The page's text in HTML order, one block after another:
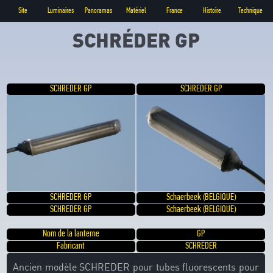
Site Luminaires Panoramas Matériel France Histoire Technique
SCHRÉDER GP
SCHREDER GP SCHREDER GP
SCHREDER GP
Schaerbeek (BELGIQUE)
SCHREDER GP
Schaerbeek (BELGIQUE)
Nom de la lanterne
GP
Fabricant
SCHRÉDER
Ancien modèle SCHREDER pour tubes fluorescents pour